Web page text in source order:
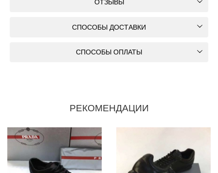
ОТЗЫВЫ
СПОСОБЫ ДОСТАВКИ
СПОСОБЫ ОПЛАТЫ
РЕКОМЕНДАЦИИ